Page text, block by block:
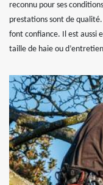
reconnu pour ses
prestations sont de
font confiance. Il est aussi
taille de haie ou